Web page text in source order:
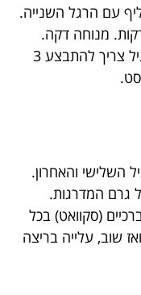
עם הרגל השנייה.
את התרגיל הזה במשך 2- 3 דקות. מנוחה דקה.
תרגיל. מנוחה. תרגיל. מנוחה. התרגיל צריך להתבצע 3
השלישי והאחרון.
גרם המדרגות.
(סקוואט) בכל
שוב, עלייה בריצה